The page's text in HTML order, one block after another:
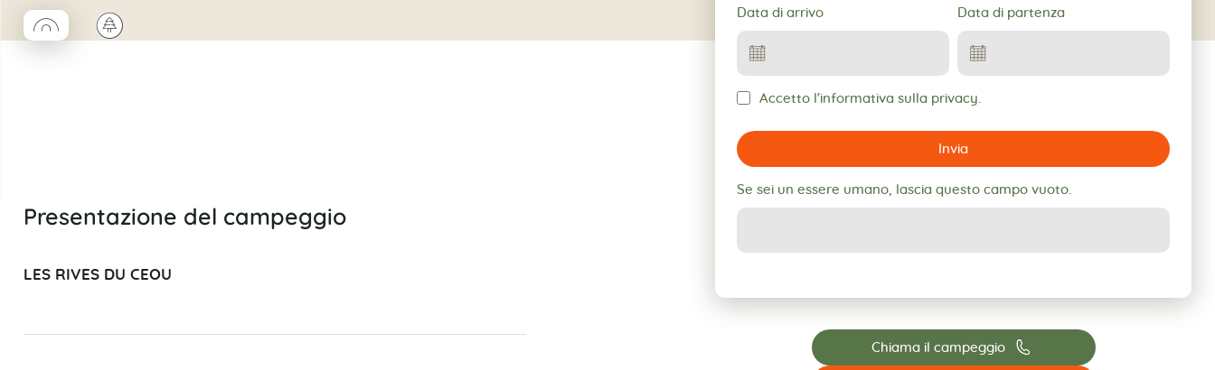
◯Coco rond🌲
Presentazione del campeggio
LES RIVES DU CEOU
Data di arrivo Data di partenza
Accetto l'informativa sulla privacy.
Invia
Se sei un essere umano, lascia questo campo vuoto.
Chiama il campeggio 📞